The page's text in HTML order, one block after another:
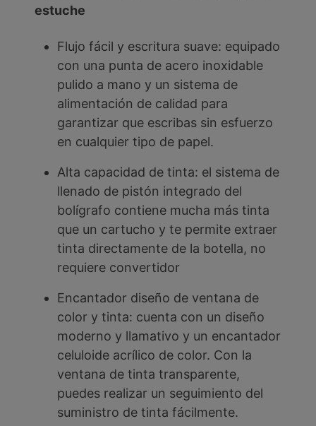
estuche
Flujo fácil y escritura suave: equipado
con una punta de acero inoxidable
pulido a mano y un sistema de
alimentación de calidad para
garantizar que escribas sin esfuerzo
en cualquier tipo de papel.
Alta capacidad de tinta: el sistema de
llenado de pistón integrado del
bolígrafo contiene mucha más tinta
que un cartucho y te permite extraer
tinta directamente de la botella, no
requiere convertidor
Encantador diseño de ventana de
color y tinta: cuenta con un diseño
moderno y llamativo y un encantador
celuloide acrílico de color. Con la
ventana de tinta transparente,
puedes realizar un seguimiento del
suministro de tinta fácilmente.